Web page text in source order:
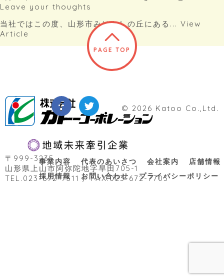
Leave your thoughts
当社ではこの度、山形市みはらしの丘にある... View
Article
PAGE TOP
〒999-3235
山形県上山市阿弥陀地字旱田705-1
TEL.023-672-7511 / FAX.023-672-7703
© 2026 Katoo Co.,Ltd.
事業内容 代表のあいさつ 会社案内
店舗情報
採用情報
お問い合わせ プライバシーポリシー